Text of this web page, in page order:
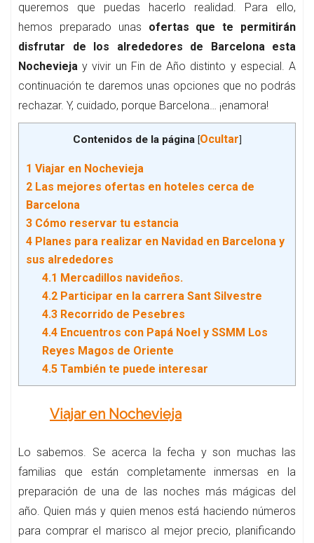
queremos que puedas hacerlo realidad. Para ello,
hemos preparado unas ofertas que te permitirán
disfrutar de los alrededores de Barcelona esta
Nochevieja y vivir un Fin de Año distinto y especial. A
continuación te daremos unas opciones que no podrás
rechazar. Y, cuidado, porque Barcelona… ¡enamora!
Contenidos de la página [Ocultar]
1 Viajar en Nochevieja
2 Las mejores ofertas en hoteles cerca de
Barcelona
3 Cómo reservar tu estancia
4 Planes para realizar en Navidad en Barcelona y
sus alrededores
4.1 Mercadillos navideños.
4.2Participar en la carrera Sant Silvestre
4.3Recorrido de Pesebres
4.4Encuentros con Papá Noel y SSMM Los
Reyes Magos de Oriente
4.5También te puede interesar
Viajar en Nochevieja
Lo sabemos. Se acerca la fecha y son muchas las
familias que están completamente inmersas en la
preparación de una de las noches más mágicas del
año. Quien más y quien menos está haciendo números
para comprar el marisco al mejor precio, planificando